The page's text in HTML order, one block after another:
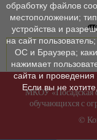
МКОУ «Посадская
обучающихся с
©
обработку файлов
местоположении;
устройства и
на сайт
ОС и Браузера;
нажимает
сайта и проведения
Если вы не